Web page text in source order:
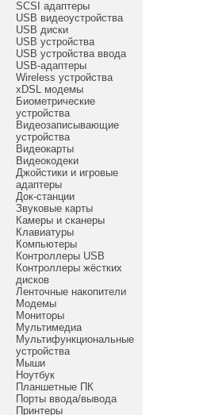
SCSI адаптеры
USB видеоустройства
USB диски
USB устройства
USB устройства ввода
USB-адаптеры
Wireless устройства
xDSL модемы
Биометрические
устройства
Видеозаписывающие
устройства
Видеокарты
Видеокодеки
Джойстики и игровые
адаптеры
Док-станции
Звуковые карты
Камеры и сканеры
Клавиатуры
Компьютеры
Контроллеры USB
Контроллеры жёстких
дисков
Ленточные накопители
Модемы
Мониторы
Мультимедиа
Мультифункциональные
устройства
Мыши
Ноутбук
Планшетные ПК
Порты ввода/вывода
Принтеры